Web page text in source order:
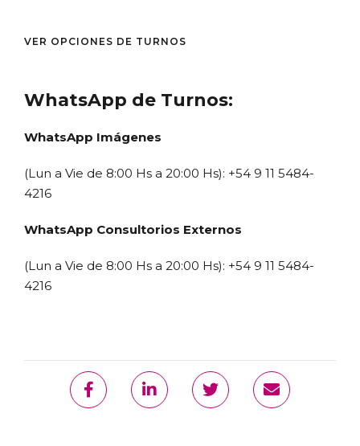
VER OPCIONES DE TURNOS
WhatsApp de Turnos:
WhatsApp Imágenes
(Lun a Vie de 8:00 Hs a 20:00 Hs): +54 9 11 5484-
4216
WhatsApp Consultorios Externos
(Lun a Vie de 8:00 Hs a 20:00 Hs): +54 9 11 5484-
4216